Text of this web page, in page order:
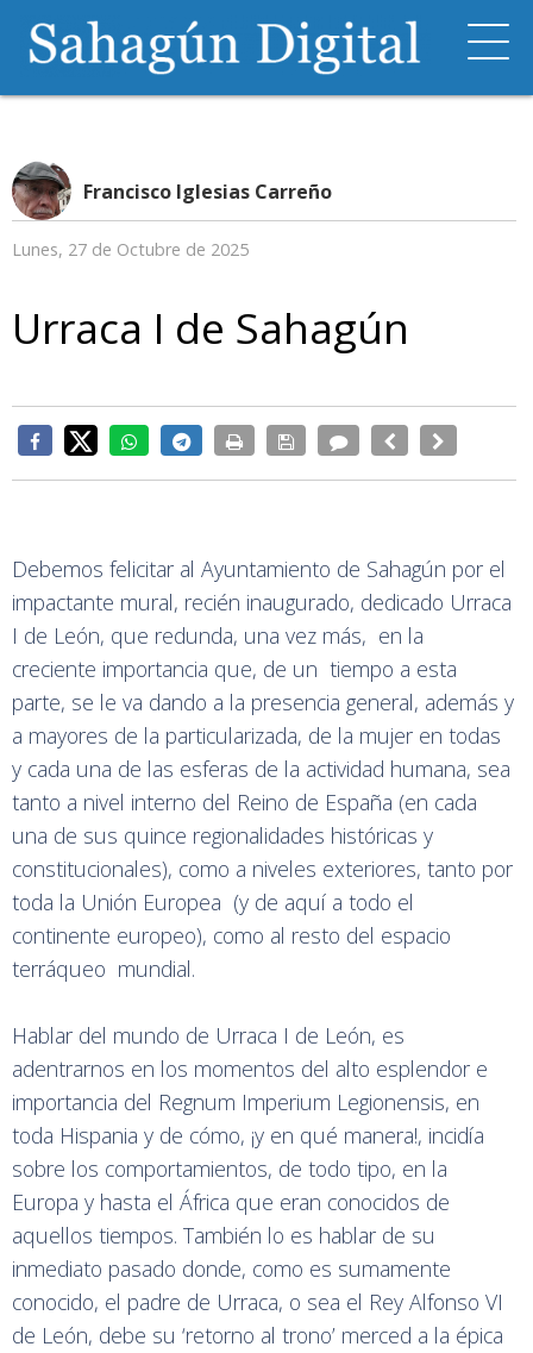
Francisco Iglesias Carreño
Lunes, 27 de Octubre de 2025
Urraca I de Sahagún
Debemos felicitar al Ayuntamiento de Sahagún por el
impactante mural, recién inaugurado, dedicado Urraca
I de León, que redunda, una vez más, en la
creciente importancia que, de un tiempo a esta
parte, se le va dando a la presencia general, además y
a mayores de la particularizada, de la mujer en todas
y cada una de las esferas de la actividad humana, sea
tanto a nivel interno del Reino de España (en cada
una de sus quince regionalidades históricas y
constitucionales), como a niveles exteriores, tanto por
toda la Unión Europea (y de aquí a todo el
continente europeo), como al resto del espacio
terráqueo mundial.
Hablar del mundo de Urraca I de León, es
adentrarnos en los momentos del alto esplendor e
importancia del Regnum Imperium Legionensis, en
toda Hispania y de cómo, ¡y en qué manera!, incidía
sobre los comportamientos, de todo tipo, en la
Europa y hasta el África que eran conocidos de
aquellos tiempos. También lo es hablar de su
inmediato pasado donde, como es sumamente
conocido, el padre de Urraca, o sea el Rey Alfonso VI
de León, debe su ‘retorno al trono’ merced a la épica